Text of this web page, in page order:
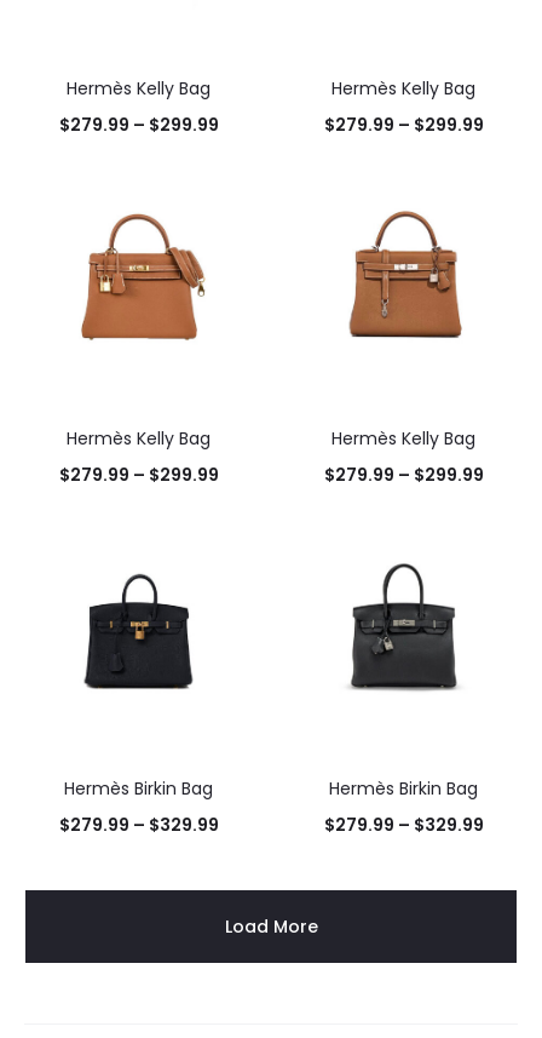
Hermès Kelly Bag
$279.99 – $299.99
Hermès Kelly Bag
$279.99 – $299.99
Hermès Kelly Bag
$279.99 – $299.99
Hermès Kelly Bag
$279.99 – $299.99
Hermès Birkin Bag
$279.99 – $329.99
Hermès Birkin Bag
$279.99 – $329.99
Load More